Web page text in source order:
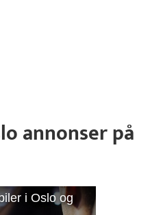
annonser på
i Oslo og